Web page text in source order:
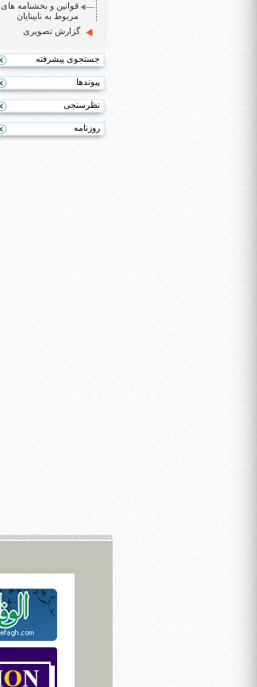
قوانین و بخشنامه های
مربوط به نابینایان
گزارش تصویری
جستجوی پیشرفته
پیوندها
نظرسنجی
روزنامه